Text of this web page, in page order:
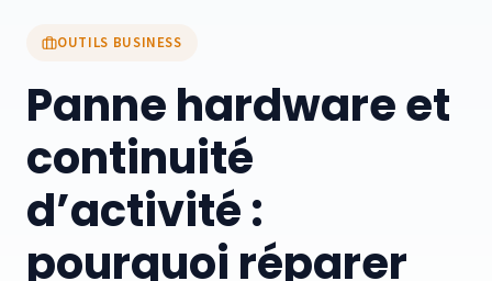
OUTILS BUSINESS
Panne hardware et
continuité
d’activité :
pourquoi réparer